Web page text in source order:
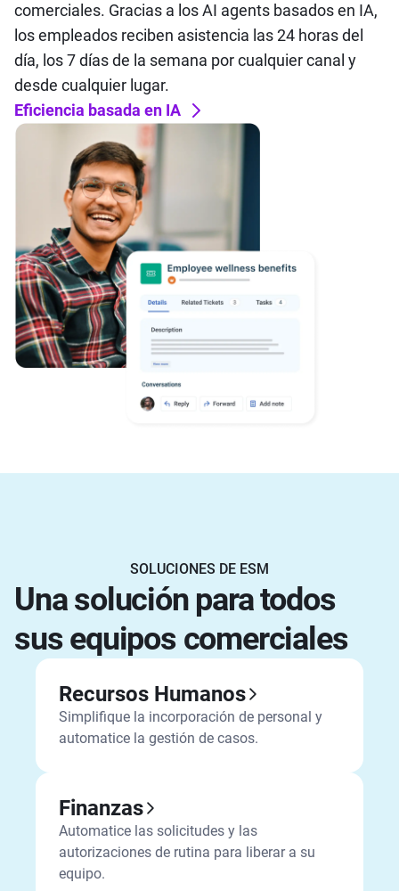
comerciales. Gracias a los AI agents basados en IA,
los empleados reciben asistencia las 24 horas del
día, los 7 días de la semana por cualquier canal y
desde cualquier lugar.
Eficiencia basada en IA
SOLUCIONES DE ESM
Una solución para todos
sus equipos comerciales
Recursos Humanos
Simplifique la incorporación de personal y
automatice la gestión de casos.
Finanzas
Automatice las solicitudes y las
autorizaciones de rutina para liberar a su
equipo.